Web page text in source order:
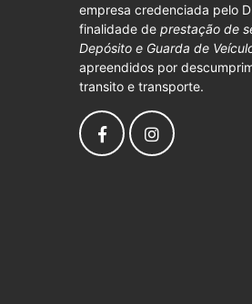
empresa credenciada pelo
finalidade de prestação de
Depósito e Guarda de
apreendidos por
transito e transporte.